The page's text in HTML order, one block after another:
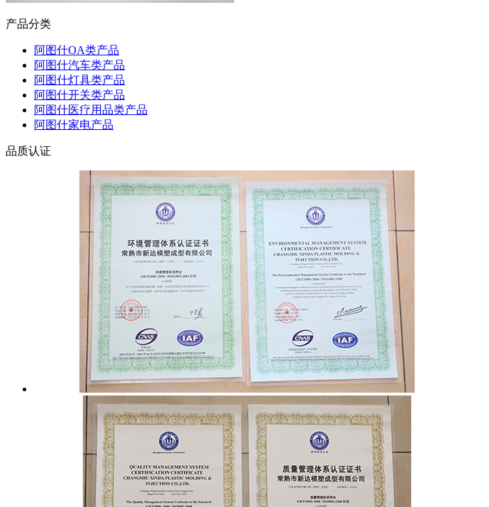
产品分类
阿图什OA类产品
阿图什汽车类产品
阿图什灯具类产品
阿图什开关类产品
阿图什医疗用品类产品
阿图什家电产品
品质认证